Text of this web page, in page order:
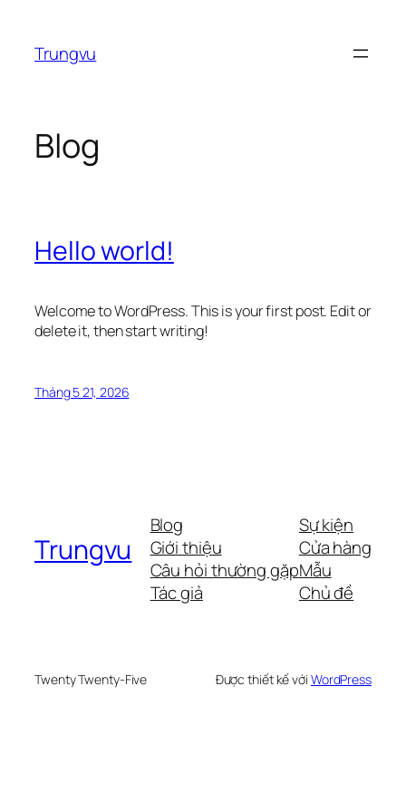
phầnTrungvu
Blog
Hello world!
Welcome to WordPress. This is your first post. Edit or
delete it, then start writing!
Tháng 5 21, 2026
Trungvu
Blog
Giới thiệu
Câu hỏi thường gặp
Tác giả
Sự kiện
Cửa hàng
Mẫu
Chủ đề
Twenty Twenty-Five Được thiết kế với WordPress